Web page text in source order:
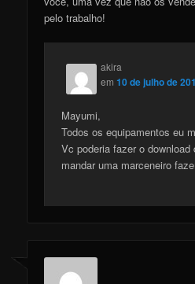
pelo trabalho!
akira
em10 de julho de
Mayumi,
Todos os equipamentos eu
Vc poderia fazer o download
mandar uma marceneiro